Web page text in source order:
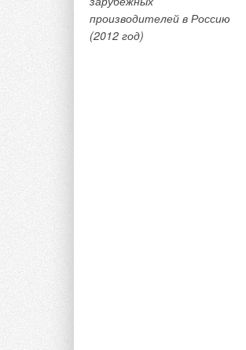
производителей в Россию
(2012 год)